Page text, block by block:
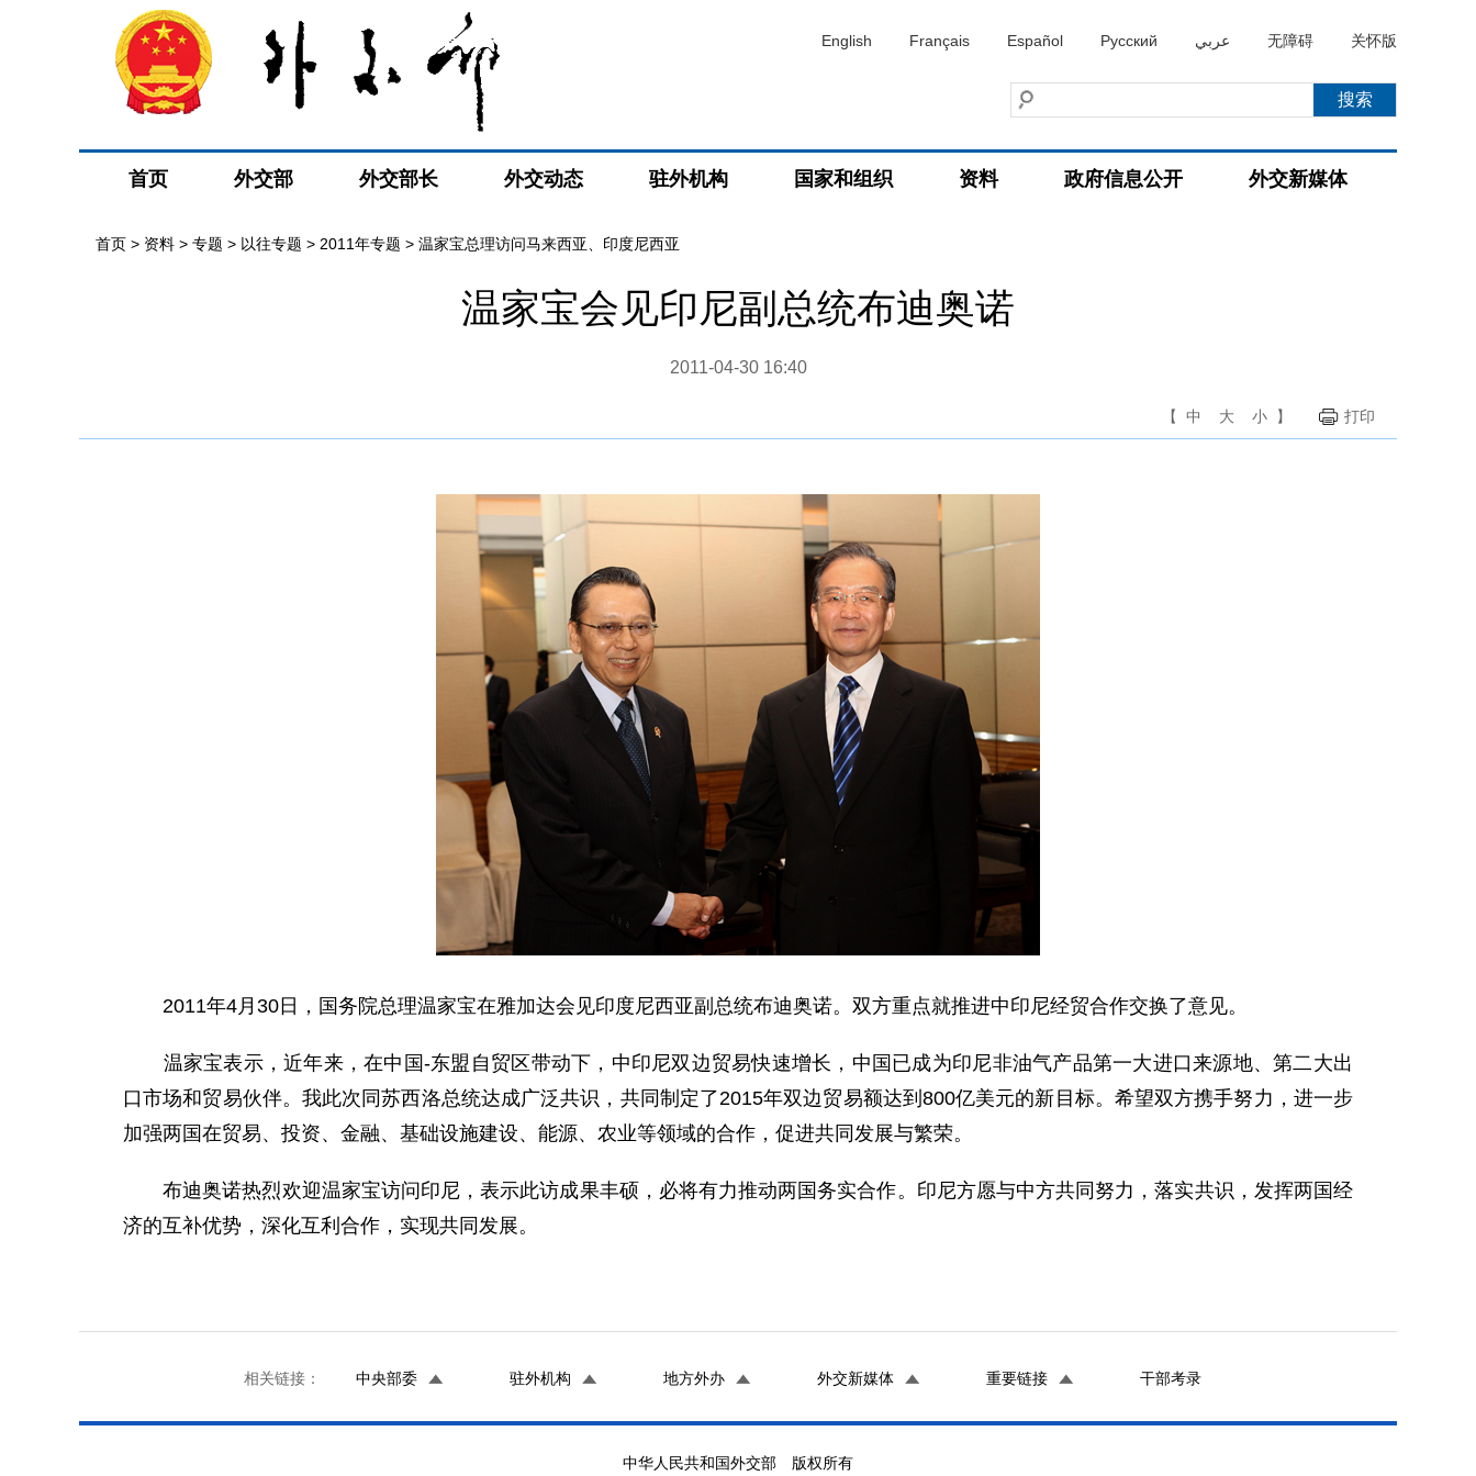
English Français Español Русский عربي 无障碍 关怀版
首页 外交部 外交部长 外交动态 驻外机构 国家和组织 资料 政府信息公开 外交新媒体
首页 > 资料 > 专题 > 以往专题 > 2011年专题 > 温家宝总理访问马来西亚、印度尼西亚
温家宝会见印尼副总统布迪奥诺
2011-04-30 16:40
【 中 大 小 】 打印
2011年4月30日，国务院总理温家宝在雅加达会见印度尼西亚副总统布迪奥诺。双方重点就推进中印尼经贸合作交换了意见。
温家宝表示，近年来，在中国-东盟自贸区带动下，中印尼双边贸易快速增长，中国已成为印尼非油气产品第一大进口来源地、第二大出
口市场和贸易伙伴。我此次同苏西洛总统达成广泛共识，共同制定了2015年双边贸易额达到800亿美元的新目标。希望双方携手努力，进一步
加强两国在贸易、投资、金融、基础设施建设、能源、农业等领域的合作，促进共同发展与繁荣。
布迪奥诺热烈欢迎温家宝访问印尼，表示此访成果丰硕，必将有力推动两国务实合作。印尼方愿与中方共同努力，落实共识，发挥两国经
济的互补优势，深化互利合作，实现共同发展。
相关链接： 中央部委 驻外机构 地方外办 外交新媒体 重要链接 干部考录
中华人民共和国外交部 版权所有